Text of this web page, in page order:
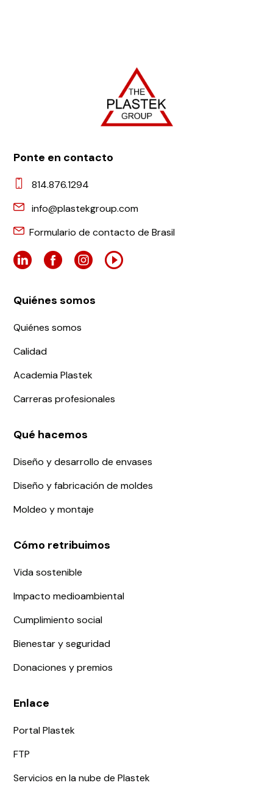
Ponte en contacto
814.876.1294
info@plastekgroup.com
Formulario de contacto de Brasil
Quiénes somos
Quiénes somos
Calidad
Academia Plastek
Carreras profesionales
Qué hacemos
Diseño y desarrollo de envases
Diseño y fabricación de moldes
Moldeo y montaje
Cómo retribuimos
Vida sostenible
Impacto medioambiental
Cumplimiento social
Bienestar y seguridad
Donaciones y premios
Enlace
Portal Plastek
FTP
Servicios en la nube de Plastek